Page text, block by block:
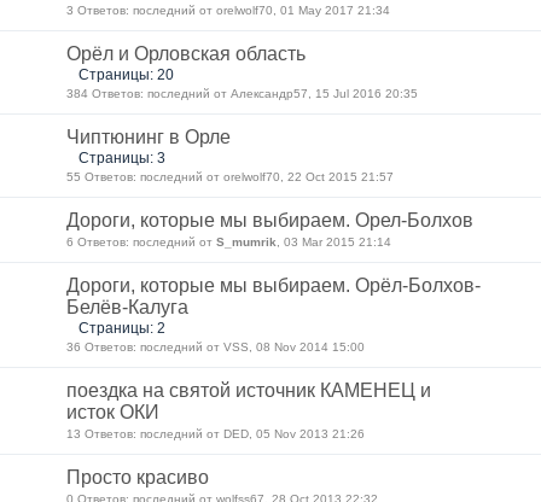
3 Ответов: последний от orelwolf70, 01 May 2017 21:34
Орёл и Орловская область
Страницы: 20
384 Ответов: последний от Александр57, 15 Jul 2016 20:35
Чиптюнинг в Орле
Страницы: 3
55 Ответов: последний от orelwolf70, 22 Oct 2015 21:57
Дороги, которые мы выбираем. Орел-Болхов
6 Ответов: последний от S_mumrik , 03 Mar 2015 21:14
Дороги, которые мы выбираем. Орёл-Болхов-
Белёв-Калуга
Страницы: 2
36 Ответов: последний от VSS, 08 Nov 2014 15:00
поездка на святой источник КАМЕНЕЦ и
исток ОКИ
13 Ответов: последний от DED, 05 Nov 2013 21:26
Просто красиво
0 Ответов: последний от wolfss67, 28 Oct 2013 22:32